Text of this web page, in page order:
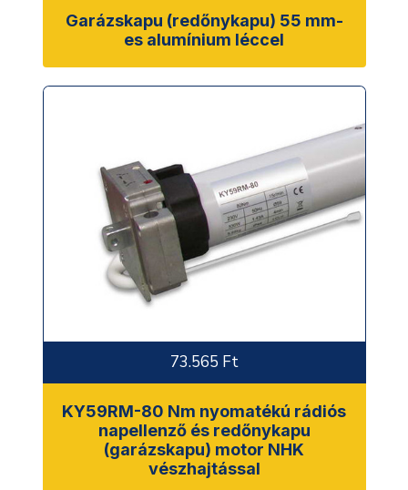
Garázskapu (redőnykapu) 55 mm-
es alumínium léccel
73.565 Ft
KY59RM-80 Nm nyomatékú rádiós
napellenző és redőnykapu
(garázskapu) motor NHK
vészhajtással